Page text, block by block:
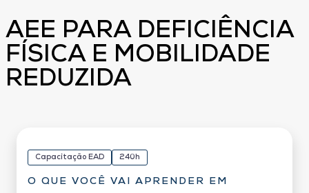
AEE PARA DEFICIÊNCIA
FÍSICA E MOBILIDADE
REDUZIDA
Capacitação EAD 240h
O QUE VOCÊ VAI APRENDER EM